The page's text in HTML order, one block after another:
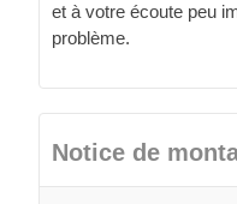
et à votre écoute peu
problème.
Notice de